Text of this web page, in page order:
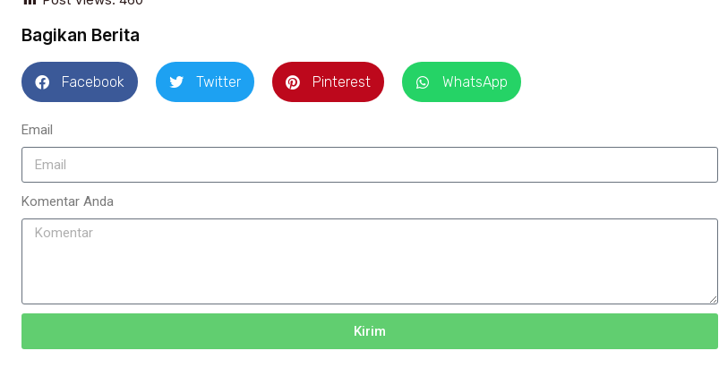
Bagikan Berita
Facebook Twitter Pinterest WhatsApp
Email
Komentar Anda
Kirim